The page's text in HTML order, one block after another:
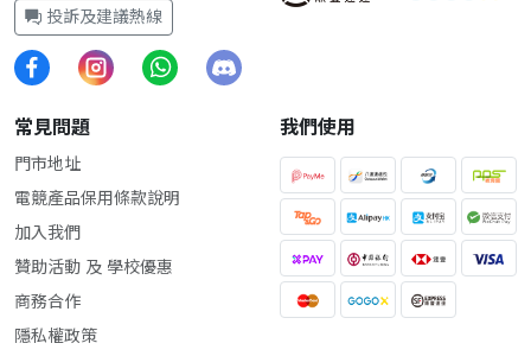
投訴及建議熱線
常見問題
門市地址
電競產品保用條款說明
加入我們
贊助活動 及 學校優惠
商務合作
隱私權政策
我們使用